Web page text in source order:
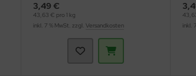
3,49 €
43,63 € pro 1 kg
inkl. 7 % MwSt. zzgl. Versandkosten
inkl.